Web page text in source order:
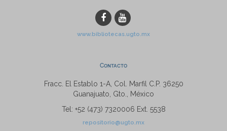
www.bibliotecas.ugto.mx
Contacto
Fracc. El Establo 1-A, Col. Marfil C.P. 36250
Guanajuato, Gto., México
Tel: +52 (473) 7320006 Ext. 5538
repositorio@ugto.mx